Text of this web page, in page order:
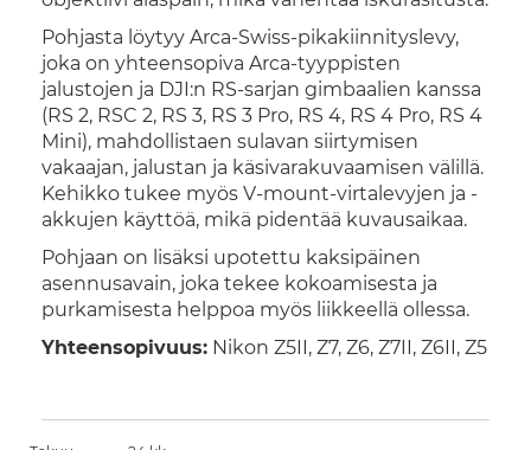
Pohjasta löytyy Arca-Swiss-pikakiinnityslevy,
joka on yhteensopiva Arca-tyyppisten
jalustojen ja DJI:n RS-sarjan gimbaalien kanssa
(RS 2, RSC 2, RS 3, RS 3 Pro, RS 4, RS 4 Pro, RS 4
Mini), mahdollistaen sulavan siirtymisen
vakaajan, jalustan ja käsivarakuvaamisen välillä.
Kehikko tukee myös V-mount-virtalevyjen ja -
akkujen käyttöä, mikä pidentää kuvausaikaa.
Pohjaan on lisäksi upotettu kaksipäinen
asennusavain, joka tekee kokoamisesta ja
purkamisesta helppoa myös liikkeellä ollessa.
Yhteensopivuus: Nikon Z5II, Z7, Z6, Z7II, Z6II, Z5